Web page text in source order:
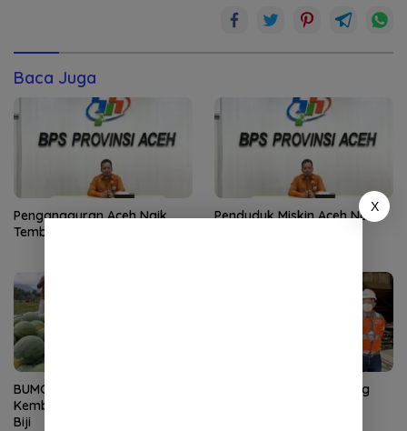
Baca Juga
Pengangguran Aceh Naik,
Tembus 5,89 Persen
Penduduk Miskin Aceh Naik
BUMG Lamgirek Aceh Besar
Kembangkan Semangka Non
Biji
Dirut SIG Tinjau Langsung
X